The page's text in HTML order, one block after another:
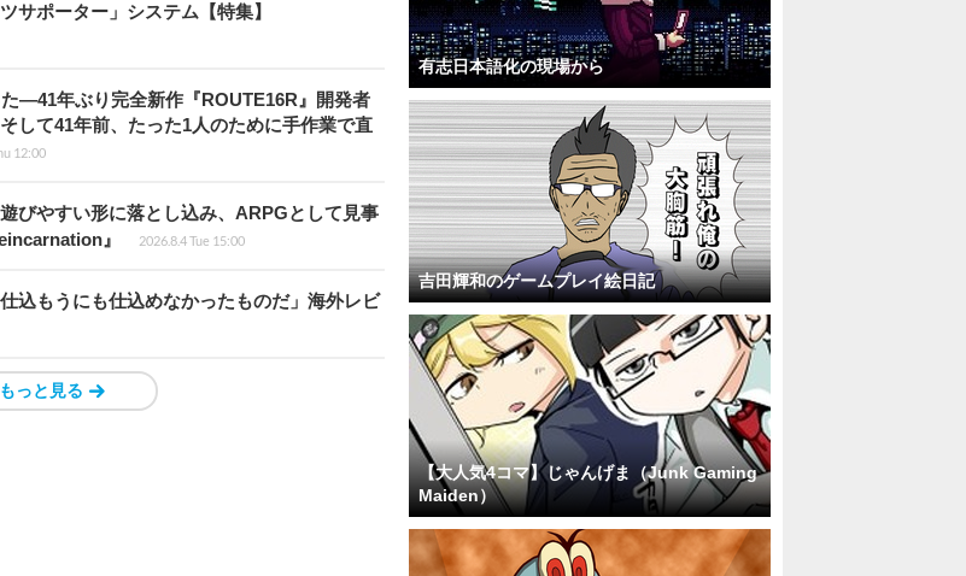
サポーター」システム【特集】
―41年ぶり完全新作『ROUTE16R』開発者
して41年前、たった1人のために手作業で直
12:00
びやすい形に落とし込み、ARPGとして見事
』
2026.8.4 Tue 15:00
込もうにも仕込めなかったものだ」海外レビ
っと見る
有志日本語化の現場から
吉田輝和のゲームプレイ絵日記
【大人気4コマ】じゃんげま（Junk Gaming
Maiden）